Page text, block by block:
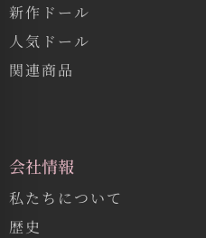
新作ドール
人気ドール
関連商品
会社情報
私たちについて
歴史